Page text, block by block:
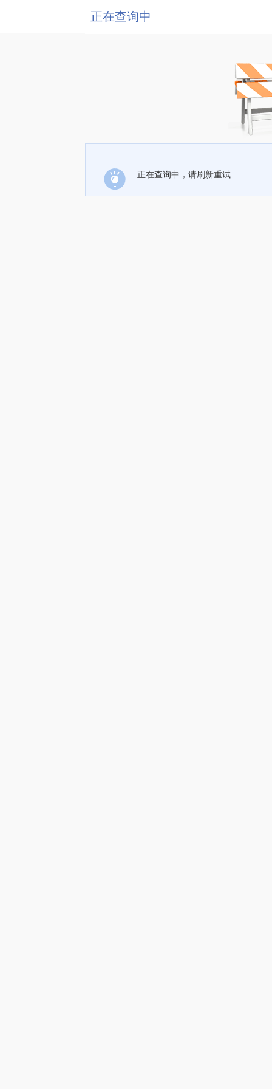
正在查询中
正在查询中，请刷新重试